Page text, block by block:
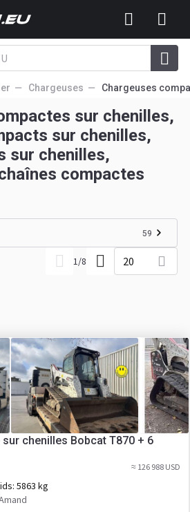
Chargeuses Chargeuses
sur chenilles,
sur chenilles,
sur chenilles,
compactes
59
1/8 20
chenilles Bobcat T870 + 6
≈ 126 988 USD
5863 kg